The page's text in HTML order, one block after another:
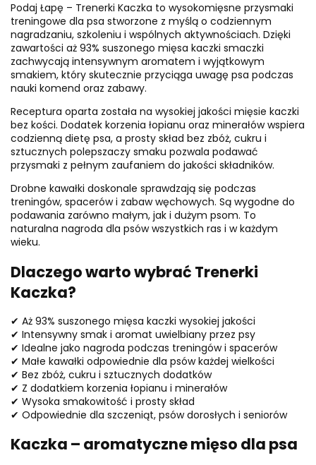
Podaj Łapę – Trenerki Kaczka to wysokomięsne przysmaki
treningowe dla psa stworzone z myślą o codziennym
nagradzaniu, szkoleniu i wspólnych aktywnościach. Dzięki
zawartości aż 93% suszonego mięsa kaczki smaczki
zachwycają intensywnym aromatem i wyjątkowym
smakiem, który skutecznie przyciąga uwagę psa podczas
nauki komend oraz zabawy.
Receptura oparta została na wysokiej jakości mięsie kaczki
bez kości. Dodatek korzenia łopianu oraz minerałów wspiera
codzienną dietę psa, a prosty skład bez zbóż, cukru i
sztucznych polepszaczy smaku pozwala podawać
przysmaki z pełnym zaufaniem do jakości składników.
Drobne kawałki doskonale sprawdzają się podczas
treningów, spacerów i zabaw węchowych. Są wygodne do
podawania zarówno małym, jak i dużym psom. To
naturalna nagroda dla psów wszystkich ras i w każdym
wieku.
Dlaczego warto wybrać Trenerki
Kaczka?
✔ Aż 93% suszonego mięsa kaczki wysokiej jakości
✔ Intensywny smak i aromat uwielbiany przez psy
✔ Idealne jako nagroda podczas treningów i spacerów
✔ Małe kawałki odpowiednie dla psów każdej wielkości
✔ Bez zbóż, cukru i sztucznych dodatków
✔ Z dodatkiem korzenia łopianu i minerałów
✔ Wysoka smakowitość i prosty skład
✔ Odpowiednie dla szczeniąt, psów dorosłych i seniorów
Kaczka – aromatyczne mięso dla psa